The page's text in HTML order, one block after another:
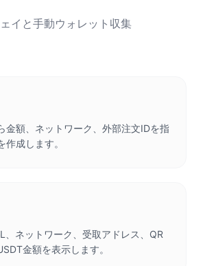
イと手動ウォレット収集
金額、ネットワーク、外部注文IDを指
作成します。
、ネットワーク、受取アドレス、QR
金額を表示します。